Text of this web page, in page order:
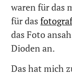
waren für das
für das
das Foto
Dioden an.
Das hat mich